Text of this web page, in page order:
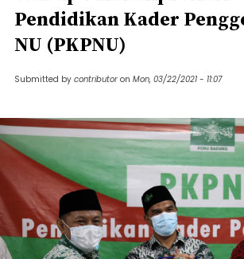
Pendidikan Kader
NU (PKPNU)
Submitted by contributor on Mon, 03/22/2021 - 11:07